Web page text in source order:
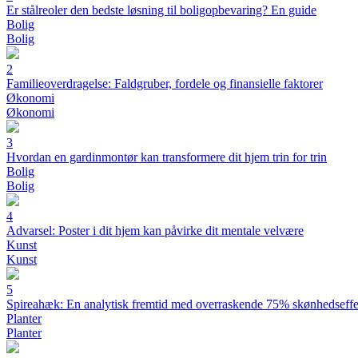
Er stålreoler den bedste løsning til boligopbevaring? En guide
Bolig
Bolig
2
Familieoverdragelse: Faldgruber, fordele og finansielle faktorer
Økonomi
Økonomi
3
Hvordan en gardinmontør kan transformere dit hjem trin for trin
Bolig
Bolig
4
Advarsel: Poster i dit hjem kan påvirke dit mentale velvære
Kunst
Kunst
5
Spireahæk: En analytisk fremtid med overraskende 75%
Planter
Planter